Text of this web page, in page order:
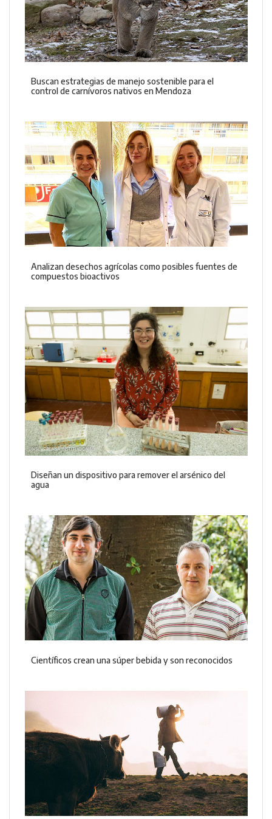
Buscan estrategias de manejo sostenible para el
control de carnívoros nativos en Mendoza
Analizan desechos agrícolas como posibles fuentes de
compuestos bioactivos
Diseñan un dispositivo para remover el arsénico del
agua
Científicos crean una súper bebida y son reconocidos